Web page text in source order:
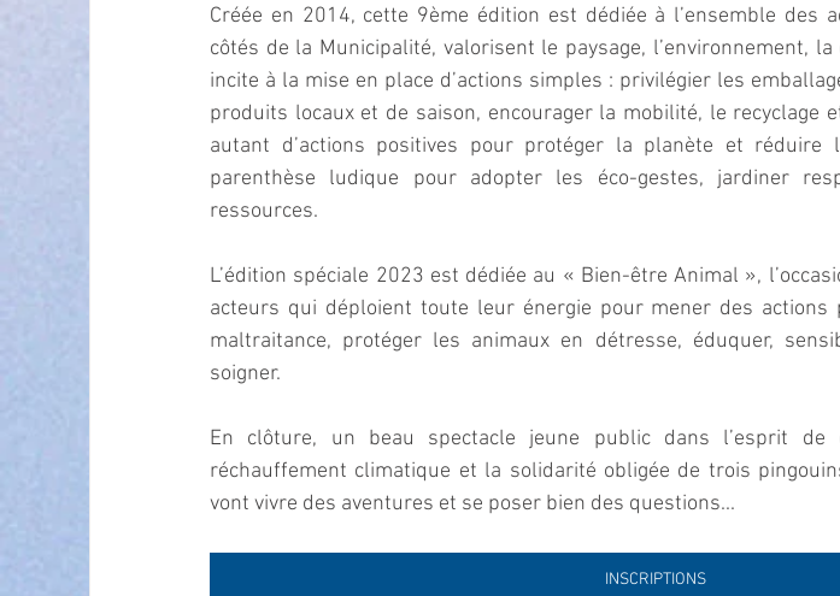
ECONOMIE ECO MOBILITE PETITE ENFANCE TOURISME ARCHIVES
Instruction Publique & Familles PRESSE TRANSPORT SENIORS
FETES & MANIFESTATIONS
POLE CULTUREL AUGUSTE ESCOFFIER Science
Créée en 2014, cette 9ème édition est dédiée à l’ensemble des
côtés de la Municipalité, valorisent le paysage, l’environnement,
incite à la mise en place d’actions simples : privilégier les
produits locaux et de saison, encourager la mobilité, le recyclage
autant d’actions positives pour protéger la planète et réduire
parenthèse ludique pour adopter les éco-gestes, jardiner
ressources.
L’édition spéciale 2023 est dédiée au « Bien-être Animal »,
acteurs qui déploient toute leur énergie pour mener des actions
maltraitance, protéger les animaux en détresse, éduquer,
soigner.
En clôture, un beau spectacle jeune public dans l’esprit
réchauffement climatique et la solidarité obligée de trois
vont vivre des aventures et se poser bien des questions...
INSCRIPTIONS